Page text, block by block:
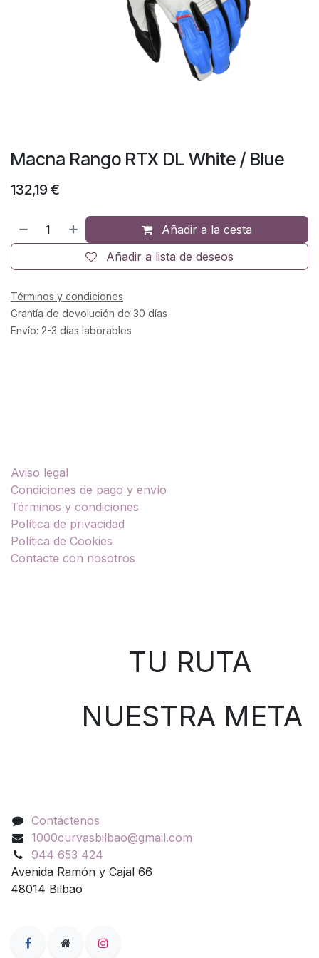
Macna Rango RTX DL White / Blue
132,19€
Añadir a la cesta
Añadir a lista de deseos
Términos y condiciones
Grantía de devolución de 30 días
Envío: 2-3 días laborables
Aviso legal
Condiciones de pago y envío
Términos y condiciones
Política de privacidad
Política de Cookies
Contacte con nosotros
TU RUTA
NUESTRA META
Contáctenos
1000curvasbilbao@gmail.com
944 653 424
Avenida Ramón y Cajal 66
48014 Bilbao